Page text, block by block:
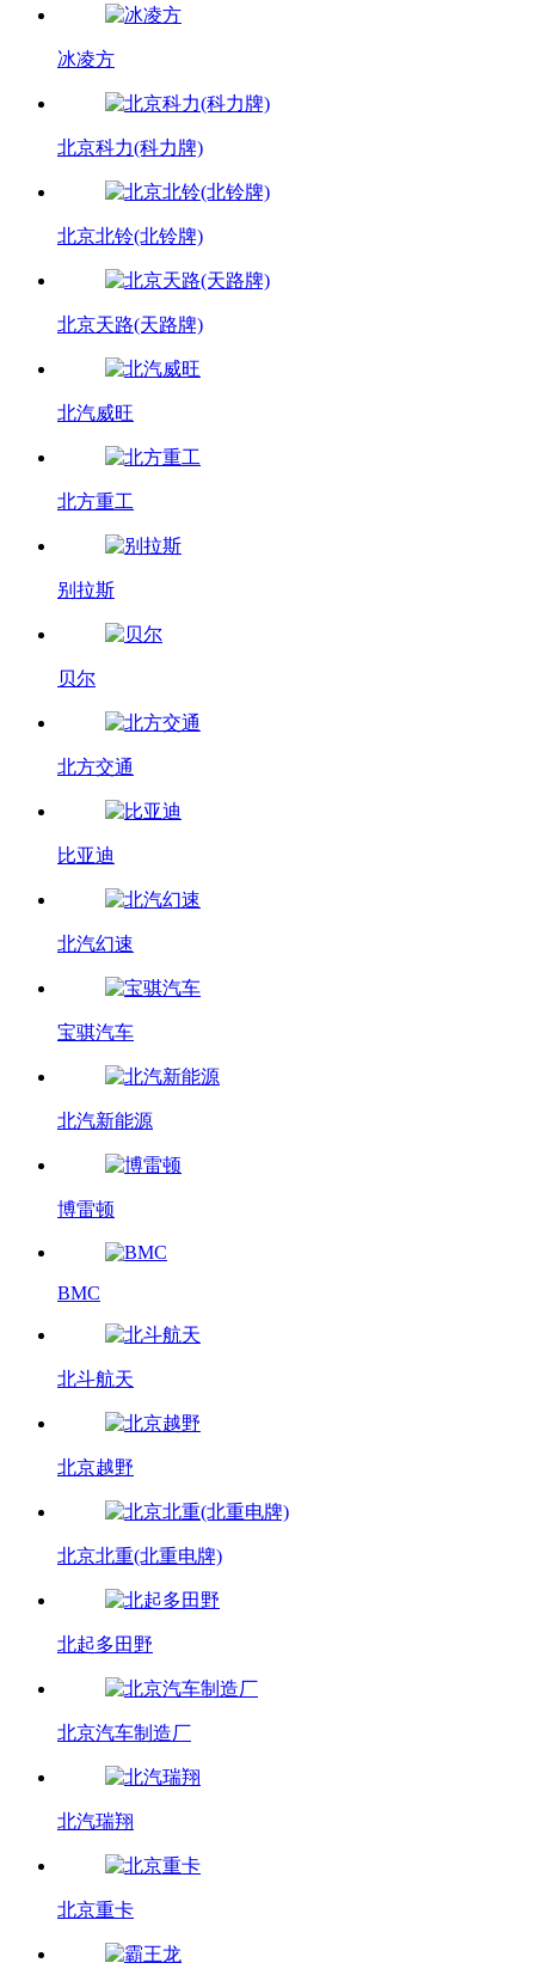
冰凌方
北京科力(科力牌)
北京北铃(北铃牌)
北京天路(天路牌)
北汽威旺
北方重工
别拉斯
贝尔
北方交通
比亚迪
北汽幻速
宝骐汽车
北汽新能源
博雷顿
BMC
北斗航天
北京越野
北京北重(北重电牌)
北起多田野
北京汽车制造厂
北汽瑞翔
北京重卡